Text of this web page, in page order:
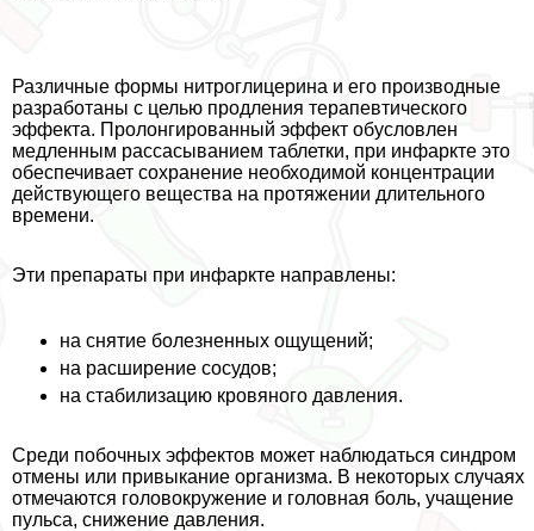
Различные формы нитроглицерина и его производные
разработаны с целью продления терапевтического
эффекта. Пролонгированный эффект обусловлен
медленным рассасыванием таблетки, при инфаркте это
обеспечивает сохранение необходимой концентрации
действующего вещества на протяжении длительного
времени.
Эти препараты при инфаркте направлены:
на снятие болезненных ощущений;
на расширение сосудов;
на стабилизацию кровяного давления.
Среди побочных эффектов может наблюдаться синдром
отмены или привыкание организма. В некоторых случаях
отмечаются головокружение и головная боль, учащение
пульса, снижение давления.